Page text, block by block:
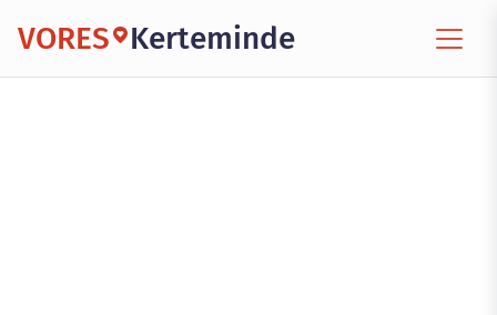
VORES Kerteminde